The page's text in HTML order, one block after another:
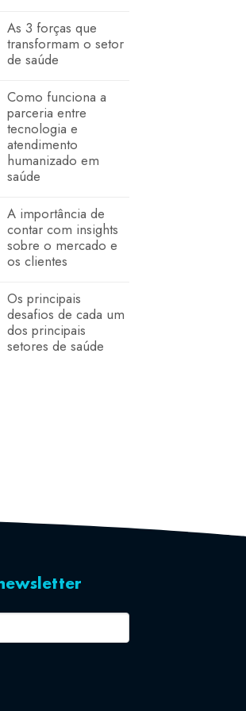
As 3 forças que
transformam o setor
de saúde
Como funciona a
parceria entre
tecnologia e
atendimento
humanizado em
saúde
A importância de
contar com insights
sobre o mercado e
os clientes
Os principais
desafios de cada um
dos principais
setores de saúde